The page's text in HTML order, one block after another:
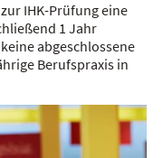
IHK-Prüfung eine
1 Jahr
abgeschlossene
Berufspraxis in